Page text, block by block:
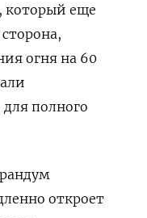
который еще
огня на 60
полного
откроет